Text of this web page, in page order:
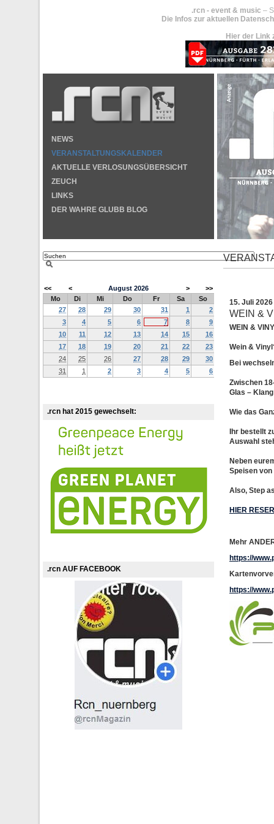
.rcn - event & music –
Die Infos zur aktuellen
Hier der Link
NEWS
VERANSTALTUNGSKALENDER
AKTUELLE VERLOSUNGSÜBERSICHT
ZEUCH
LINKS
DER WAHRE GLUBB BLOG
<< < August 2026 >
>>
Mo
Di Mi Do Fr Sa
So
27
28 29 30 31 1
2
3
4 5 6 7 8
9
10
11 12 13 14 15
16
17
18 19 20 21 22
23
24
25 26 27 28 29
30
31
1 2 3 4 5 6
.rcn hat 2015 gewechselt:
.rcn AUF FACEBOOK
15. Juli 2026
WEIN &
WEIN &
Wein &
Bei
Zwischen
Glas –
Wie das
Ihr bestellt
Auswahl
Neben
Speisen
Also, Step
HIER
Mehr
https://
https://